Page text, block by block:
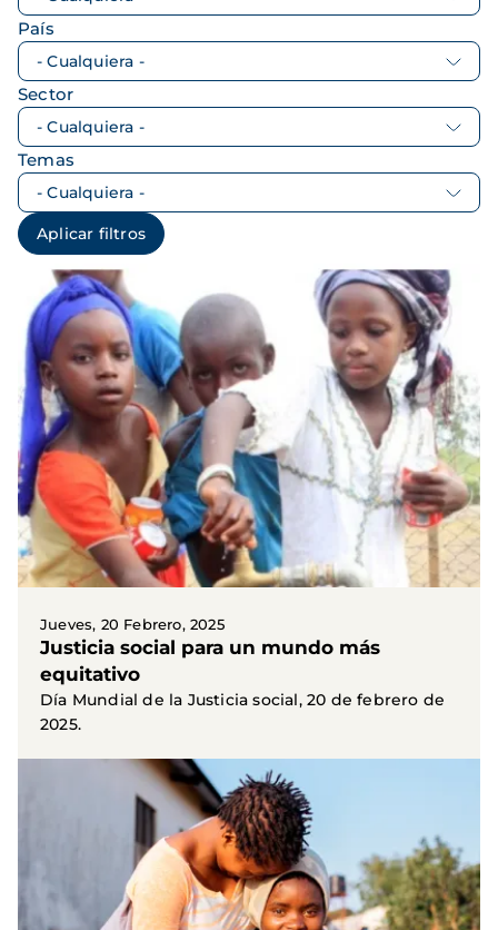
País
Sector
Temas
Jueves, 20 Febrero, 2025
Justicia social para un mundo más
equitativo
Día Mundial de la Justicia social, 20 de febrero de
2025.